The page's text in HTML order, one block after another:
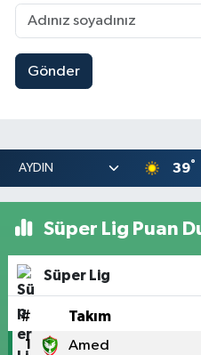
Gönder
39°
Süper Lig Puan
Süper Lig
# Takım
1 Amed